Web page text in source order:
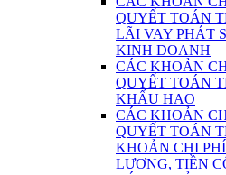
QUYẾT TOÁN
LÃI VAY PHÁT
KINH DOANH
CÁC KHOẢN
QUYẾT TOÁN
KHẤU HAO
CÁC KHOẢN
QUYẾT TOÁN
KHOẢN CHI
LƯƠNG, TIỀN